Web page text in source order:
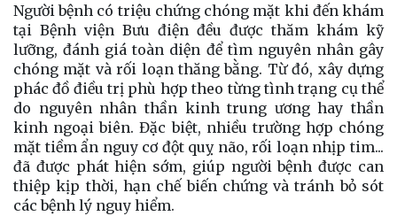
Người bệnh có triệu chứng chóng mặt khi đến khám
tại Bệnh viện Bưu điện đều được thăm khám kỹ
lưỡng, đánh giá toàn diện để tìm nguyên nhân gây
chóng mặt và rối loạn thăng bằng. Từ đó, xây dựng
phác đồ điều trị phù hợp theo từng tình trạng cụ thể
do nguyên nhân thần kinh trung ương hay thần
kinh ngoại biên. Đặc biệt, nhiều trường hợp chóng
mặt tiềm ẩn nguy cơ đột quỵ não, rối loạn nhịp tim...
đã được phát hiện sớm, giúp người bệnh được can
thiệp kịp thời, hạn chế biến chứng và tránh bỏ sót
các bệnh lý nguy hiểm.